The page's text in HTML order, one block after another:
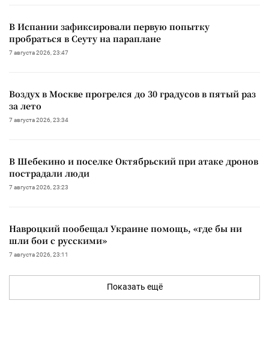
В Испании зафиксировали первую попытку
пробраться в Сеуту на параплане
7 августа 2026, 23:47
Воздух в Москве прогрелся до 30 градусов в пятый раз
за лето
7 августа 2026, 23:34
В Шебекино и поселке Октябрьский при атаке дронов
пострадали люди
7 августа 2026, 23:23
Навроцкий пообещал Украине помощь, «где бы ни
шли бои с русскими»
7 августа 2026, 23:11
Показать ещё